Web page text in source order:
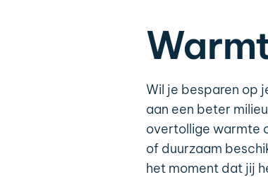
Wil je besparen op
aan een beter
overtollige warmte
of duurzaam
het moment dat jij